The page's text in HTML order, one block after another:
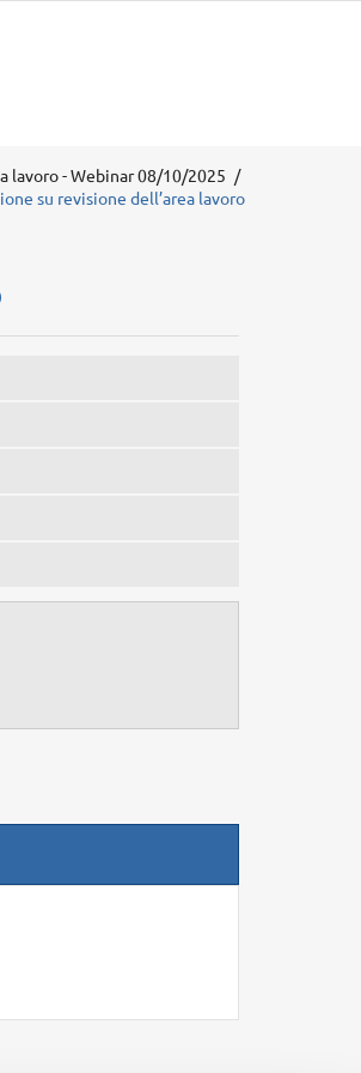
lavoro - Webinar 08/10/2025
su revisione dell’area lavoro